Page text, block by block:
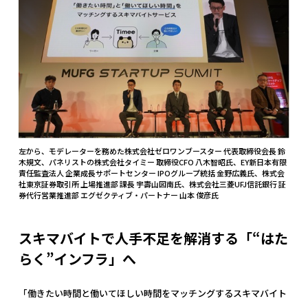
左から、モデレーターを務めた株式会社ゼロワンブースター 代表取締役会長 鈴
木規文、パネリストの株式会社タイミー 取締役CFO 八木智昭氏、EY新日本有限
責任監査法人 企業成長サポートセンター IPOグループ統括 金野広義氏、株式会
社東京証券取引所 上場推進部 課長 宇壽山図南氏、株式会社三菱UFJ信託銀行 証
券代行営業推進部 エグゼクティブ・パートナー 山本 俊彦氏
スキマバイトで人手不足を解消する「“はた
らく”インフラ」へ
「働きたい時間と働いてほしい時間をマッチングするスキマバイト